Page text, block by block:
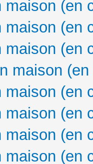
maison (en
maison (en
maison (en
maison
maison (en
maison (en
maison (en
maison (en